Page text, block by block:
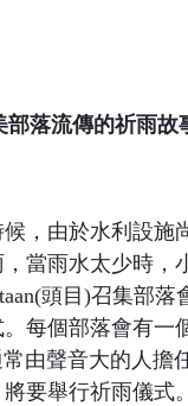
落流傳的祈雨故
，由於水利設施
當雨水太少時，
頭目 )召集部落
每個部落會有一
常由聲音大的人擔
要舉行祈雨儀式